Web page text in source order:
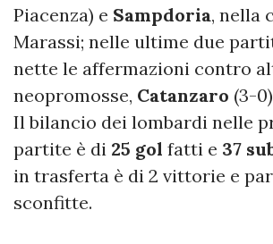
Piacenza) e Sampdoria, nella
Marassi; nelle ultime due
nette le affermazioni contro
neopromosse, Catanzaro (3-
Il bilancio dei lombardi nelle
partite è di 25 gol fatti e 37
in trasferta è di 2 vittorie e
sconfitte.